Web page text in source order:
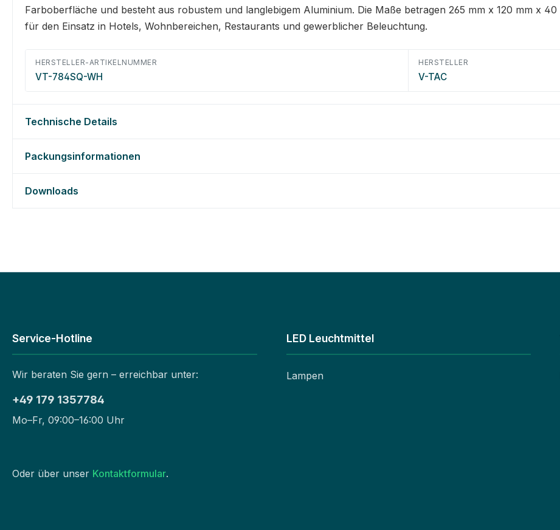
Farboberfläche und besteht aus robustem und langlebigem Aluminium. Die Maße betragen 265 mm x 120 mm x
für den Einsatz in Hotels, Wohnbereichen, Restaurants und gewerblicher Beleuchtung.
HERSTELLER-ARTIKELNUMMER
VT-784SQ-WH
HERSTELLER
V-TAC
Technische Details
Packungsinformationen
Downloads
Service-Hotline
Wir beraten Sie gern – erreichbar unter:
+49 179 1357784
Mo–Fr, 09:00–16:00 Uhr
Oder über unser Kontaktformular.
LED Leuchtmittel
Lampen